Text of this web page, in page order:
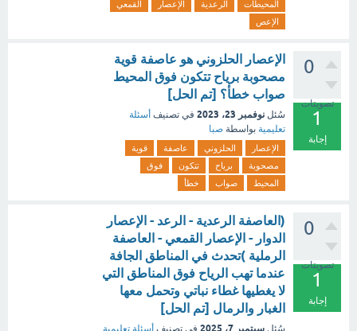
المحيطات
الرعدية الإعصار
القمعي
الإعص
0
تصويتات
1
إجابة
الإعصار الحلزوني هو عاصفة قوية
مصحوبة برياح تتكون فوق المحيط
صواب خطأ؟ [تم الحل]
سُئل نوفمبر 23، 2023 في تصنيف أسئلة
تعليمية بواسطة صبا
الإعصار الحلزوني عاصفة
قوية
مصحوبة
برياح تتكون
فوق
المحيط
صواب خطأ
0
تصويتات
1
إجابة
(العاصفة الرعدية - الرعد - الإعصار
الدوار - الإعصار القمعي - العاصفة
الرملية )تحدث في المناطق الجافة
عندما تهب الرياح فوق المناطق التي
لا يغطيها غطاء نباتي وتحمل معها
الغبار والرمال [تم الحل]
سُئل سبتمبر 7، 2025 في تصنيف أسئلة تعليمية